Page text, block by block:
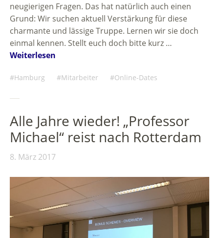
neugierigen Fragen. Das hat natürlich auch einen
Grund: Wir suchen aktuell Verstärkung für diese
charmante und lässige Truppe. Lernen wir sie doch
einmal kennen. Stellt euch doch bitte kurz …
Weiterlesen
Hamburg Mitarbeiter Online-Dates
Alle Jahre wieder! „Professor
Michael“ reist nach Rotterdam
8. März 2017